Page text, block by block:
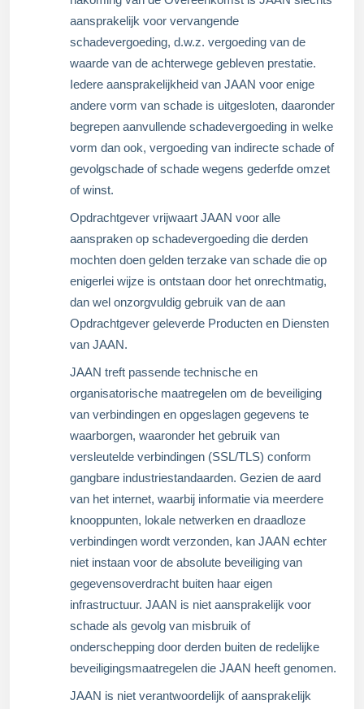
aansprakelijk voor vervangende
schadevergoeding, d.w.z. vergoeding van de
waarde van de achterwege gebleven prestatie.
Iedere aansprakelijkheid van JAAN voor enige
andere vorm van schade is uitgesloten, daaronder
begrepen aanvullende schadevergoeding in welke
vorm dan ook, vergoeding van indirecte schade of
gevolgschade of schade wegens gederfde omzet
of winst.
Opdrachtgever vrijwaart JAAN voor alle
aanspraken op schadevergoeding die derden
mochten doen gelden terzake van schade die op
enigerlei wijze is ontstaan door het onrechtmatig,
dan wel onzorgvuldig gebruik van de aan
Opdrachtgever geleverde Producten en Diensten
van JAAN.
JAAN treft passende technische en
organisatorische maatregelen om de beveiliging
van verbindingen en opgeslagen gegevens te
waarborgen, waaronder het gebruik van
versleutelde verbindingen (SSL/TLS) conform
gangbare industriestandaarden. Gezien de aard
van het internet, waarbij informatie via meerdere
knooppunten, lokale netwerken en draadloze
verbindingen wordt verzonden, kan JAAN echter
niet instaan voor de absolute beveiliging van
gegevensoverdracht buiten haar eigen
infrastructuur. JAAN is niet aansprakelijk voor
schade als gevolg van misbruik of
onderschepping door derden buiten de redelijke
beveiligingsmaatregelen die JAAN heeft genomen.
JAAN is niet verantwoordelijk of aansprakelijk